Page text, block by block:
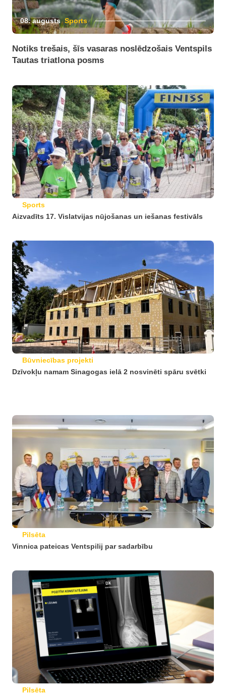
08. augusts Sports
Notiks trešais, šīs vasaras noslēdzošais Ventspils
Tautas triatlona posms
Sports
Aizvadīts 17. Vislatvijas nūjošanas un iešanas festivāls
Būvniecības projekti
Dzīvokļu namam Sinagogas ielā 2 nosvinēti spāru svētki
Pilsēta
Vinnica pateicas Ventspilij par sadarbību
Pilsēta